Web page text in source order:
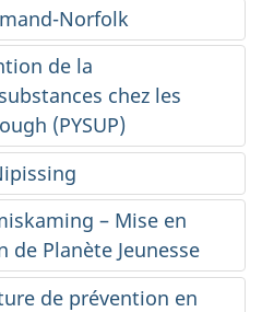
Norfolk
de la
chez les
(PYSUP)
– Mise en
Planète Jeunesse
de prévention en